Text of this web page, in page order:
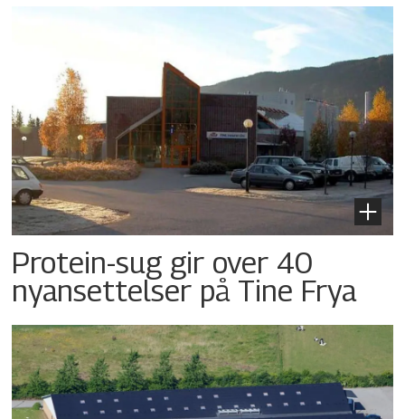
Protein-sug gir over 40
nyansettelser på Tine Frya